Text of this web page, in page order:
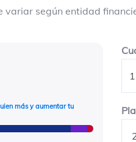
variar según entidad
más y aumentar tu